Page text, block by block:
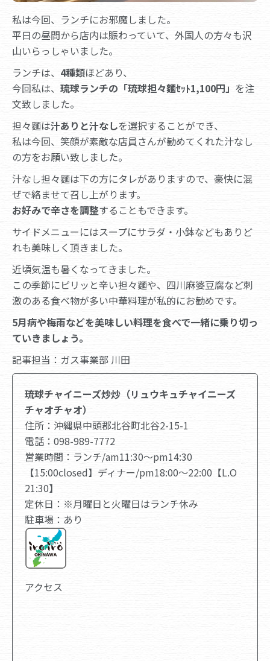
私は今回、ランチにお邪魔しました。
平日の昼間から店内は賑わっていて、外国人の方々も沢
山いらっしゃいました。
ランチは、 4種類ほどあり、
今回私は、 琉球ランチの「琉球担々麵ｾｯﾄ1,100円」 を注
文致しました。
担々麵は汁ありと汁なしを選択することができ、
私は今回、笑顔が素敵な店員さんが勧めてくれた汁なし
の方をお願い致しました。
汁なし担々麵は下の方にタレがありますので、豪快に混
ぜで絡ませて召し上がります。
お好みで辛さを調整することもできます。
サイドメニューにはスープにサラダ・小鉢などもありど
れも美味しく頂きました。
近頃気温も暑くなってきました。
この季節にピリッと辛い担々麵や、四川麻婆豆腐など刺
激のある食べ物が多い中華料理が私的にお勧めです。
5月病や梅雨などを美味しい料理を食べで一緒に乗り切っ
ていきましょう。
記事担当：ガス事業部 川田
琉球チャイニーズ炒炒（リュウキュチャイニーズ
チャオチャオ）
住所：沖縄県中頭郡北谷町北谷2-15-1
電話：098-989-7772
営業時間：ランチ/am11:30〜pm14:30
【15:00closed】ディナー/pm18:00～22:00【L.O
21:30】
定休日：※月曜日と火曜日はランチ休み
駐車場：あり
アクセス